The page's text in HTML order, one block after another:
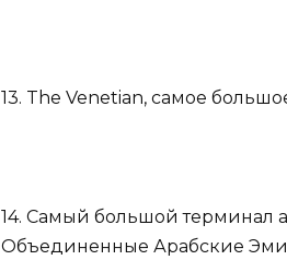
13. The Venetian, самое
14. Самый большой терминал
Объединенные Арабские